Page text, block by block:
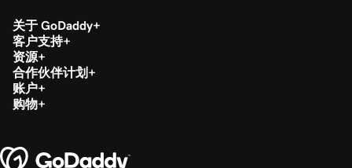
通过远程桌面 (RDC) 连接到您的 Windows 服务器
启用我的VPS Hosting的资源和服务事件通知
为我的VPS Hosting添加HTTP和SSL监控域名
关于 GoDaddy
客户支持
资源
合作伙伴计划
账户
购物